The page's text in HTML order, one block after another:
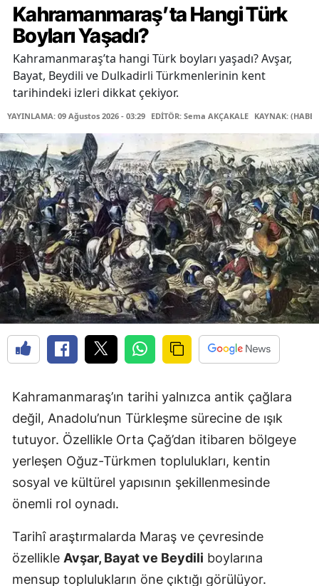
Kahramanmaraş’ta Hangi Türk
Boyları Yaşadı?
Kahramanmaraş’ta hangi Türk boyları yaşadı? Avşar,
Bayat, Beydili ve Dulkadirli Türkmenlerinin kent
tarihindeki izleri dikkat çekiyor.
YAYINLAMA: 09 Ağustos 2026 - 03:29 EDİTÖR: Sema AKÇAKALE KAYNAK:
Kahramanmaraş’ın tarihi yalnızca antik çağlara
değil, Anadolu’nun Türkleşme sürecine de ışık
tutuyor. Özellikle Orta Çağ’dan itibaren bölgeye
yerleşen Oğuz-Türkmen toplulukları, kentin
sosyal ve kültürel yapısının şekillenmesinde
önemli rol oynadı.
Tarihî araştırmalarda Maraş ve çevresinde
özellikle Avşar, Bayat ve Beydili boylarına
mensup toplulukların öne çıktığı görülüyor.